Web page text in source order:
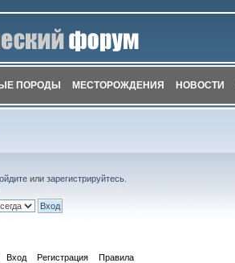
ПОРОДЫ МЕСТОРОЖДЕНИЯ НОВОСТИ
илизарегистрируйтесь
Вход Регистрация Правила